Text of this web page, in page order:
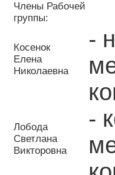
Члены Рабочей
группы:
Косенок
Елена
Николаевна
-
Лобода
Светлана
Викторовна
-